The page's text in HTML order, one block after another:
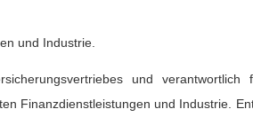
und Industrie.
und
Finanzdienstleistungen und Industrie.